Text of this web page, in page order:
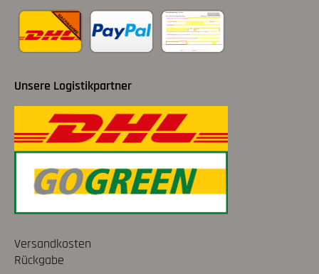
Unsere Logistikpartner
Versandkosten
Rückgabe